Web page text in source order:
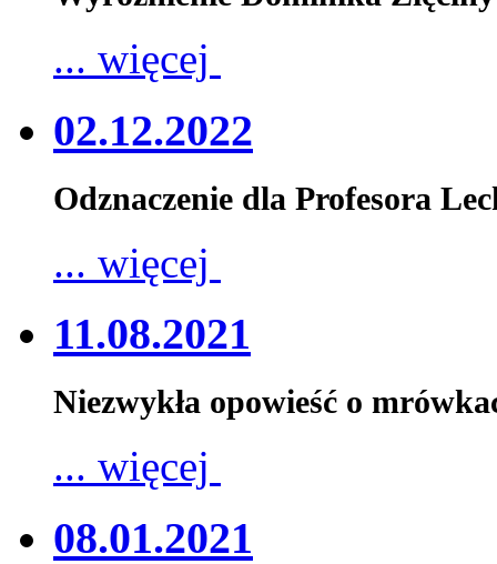
... więcej
02.12.2022
Odznaczenie dla Profesora
... więcej
11.08.2021
Niezwykła opowieść o
... więcej
08.01.2021